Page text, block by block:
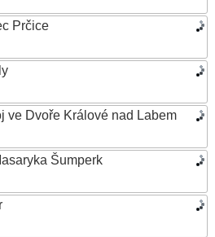
Prčice
ve Dvoře Králové nad Labem
Šumperk